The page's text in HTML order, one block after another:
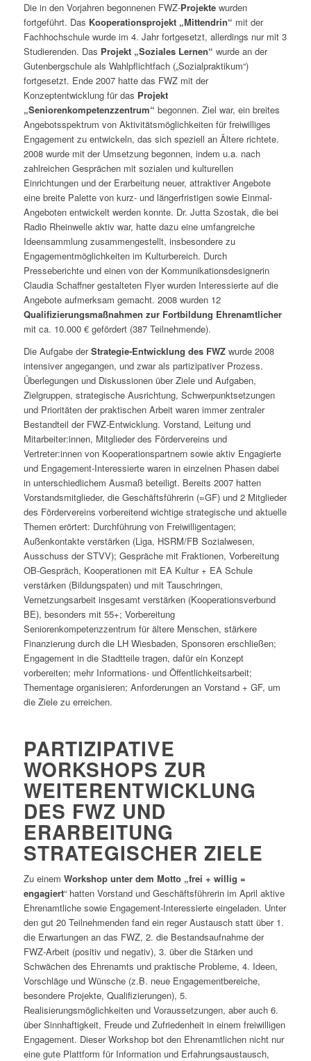
Die in den Vorjahren begonnenen FWZ-Projektewurden
fortgeführt. Das Kooperationsprojekt „Mittendrin“ mit der
Fachhochschule wurde im 4. Jahr fortgesetzt, allerdings nur mit 3
Studierenden. Das Projekt „Soziales Lernen“ wurde an der
Gutenbergschule als Wahlpflichtfach („Sozialpraktikum“)
fortgesetzt. Ende 2007 hatte das FWZ mit der
Konzeptentwicklung für das Projekt
„Seniorenkompetenzzentrum“ begonnen. Ziel war, ein breites
Angebotsspektrum von Aktivitätsmöglichkeiten für freiwilliges
Engagement zu entwickeln, das sich speziell an Ältere richtete.
2008 wurde mit der Umsetzung begonnen, indem u.a. nach
zahlreichen Gesprächen mit sozialen und kulturellen
Einrichtungen und der Erarbeitung neuer, attraktiver Angebote
eine breite Palette von kurz- und längerfristigen sowie Einmal-
Angeboten entwickelt werden konnte. Dr. Jutta Szostak, die bei
Radio Rheinwelle aktiv war, hatte dazu eine umfangreiche
Ideensammlung zusammengestellt, insbesondere zu
Engagementmöglichkeiten im Kulturbereich. Durch
Presseberichte und einen von der Kommunikationsdesignerin
Claudia Schaffner gestalteten Flyer wurden Interessierte auf die
Angebote aufmerksam gemacht. 2008 wurden 12
Qualifizierungsmaßnahmen zur Fortbildung Ehrenamtlicher
mit ca. 10.000 € gefördert (387 Teilnehmende).
Die Aufgabe derStrategie-Entwicklung des FWZwurde 2008
intensiver angegangen, und zwar als partizipativer Prozess.
Überlegungen und Diskussionen über Ziele und Aufgaben,
Zielgruppen, strategische Ausrichtung, Schwerpunktsetzungen
und Prioritäten der praktischen Arbeit waren immer zentraler
Bestandteil der FWZ-Entwicklung. Vorstand, Leitung und
Mitarbeiter:innen, Mitglieder des Fördervereins und
Vertreter:innen von Kooperationspartnern sowie aktiv Engagierte
und Engagement-Interessierte waren in einzelnen Phasen dabei
in unterschiedlichem Ausmaß beteiligt. Bereits 2007 hatten
Vorstandsmitglieder, die Geschäftsführerin (=GF) und 2 Mitglieder
des Fördervereins vorbereitend wichtige strategische und aktuelle
Themen erörtert: Durchführung von Freiwilligentagen;
Außenkontakte verstärken (Liga, HSRM/FB Sozialwesen,
Ausschuss der STVV); Gespräche mit Fraktionen, Vorbereitung
OB-Gespräch, Kooperationen mit EA Kultur + EA Schule
verstärken (Bildungspaten) und mit Tauschringen,
Vernetzungsarbeit insgesamt verstärken (Kooperationsverbund
BE), besonders mit 55+; Vorbereitung
Seniorenkompetenzzentrum für ältere Menschen, stärkere
Finanzierung durch die LH Wiesbaden, Sponsoren erschließen;
Engagement in die Stadtteile tragen, dafür ein Konzept
vorbereiten; mehr Informations- und Öffentlichkeitsarbeit;
Thementage organisieren; Anforderungen an Vorstand + GF, um
die Ziele zu erreichen.
PARTIZIPATIVE
WORKSHOPS ZUR
WEITERENTWICKLUNG
DES FWZ UND
ERARBEITUNG
STRATEGISCHER ZIELE
Zu einem Workshop unter dem Motto „frei + willig =
engagiert“ hatten Vorstand und Geschäftsführerin im April aktive
Ehrenamtliche sowie Engagement-Interessierte eingeladen. Unter
den gut 20 Teilnehmenden fand ein reger Austausch statt über 1.
die Erwartungen an das FWZ, 2. die Bestandsaufnahme der
FWZ-Arbeit (positiv und negativ), 3. über die Stärken und
Schwächen des Ehrenamts und praktische Probleme, 4. Ideen,
Vorschläge und Wünsche (z.B. neue Engagementbereiche,
besondere Projekte, Qualifizierungen), 5.
Realisierungsmöglichkeiten und Voraussetzungen, aber auch 6.
über Sinnhaftigkeit, Freude und Zufriedenheit in einem freiwilligen
Engagement. Dieser Workshop bot den Ehrenamtlichen nicht nur
eine gute Plattform für Information und Erfahrungsaustausch,